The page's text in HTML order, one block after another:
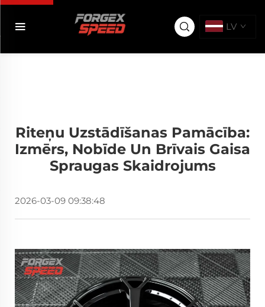
LV
Riteņu Uzstādīšanas Pamācība:
Izmērs, Nobīde Un Brīvais Gaisa
Spraugas Skaidrojums
2026-03-09 09:38:48